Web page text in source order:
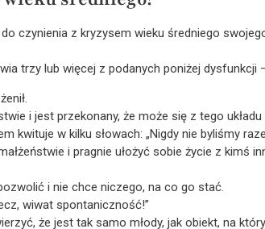
czynienia z kryzysem wieku średniego
trzy lub więcej z podanych poniżej dysfunkcji
i jest przekonany, że może się z tego
kwituje w kilku słowach: „Nigdy nie byliśmy
i pragnie ułożyć sobie życie z kimś
i nie chce niczego, na co go stać.
wiwat spontaniczność!”
że jest tak samo młody, jak obiekt, na